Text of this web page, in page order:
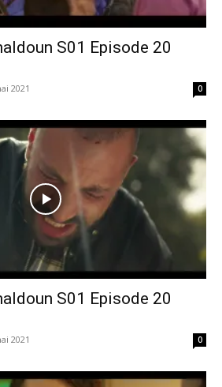
S01 Episode 20
2021 0
S01 Episode 20
2021 0